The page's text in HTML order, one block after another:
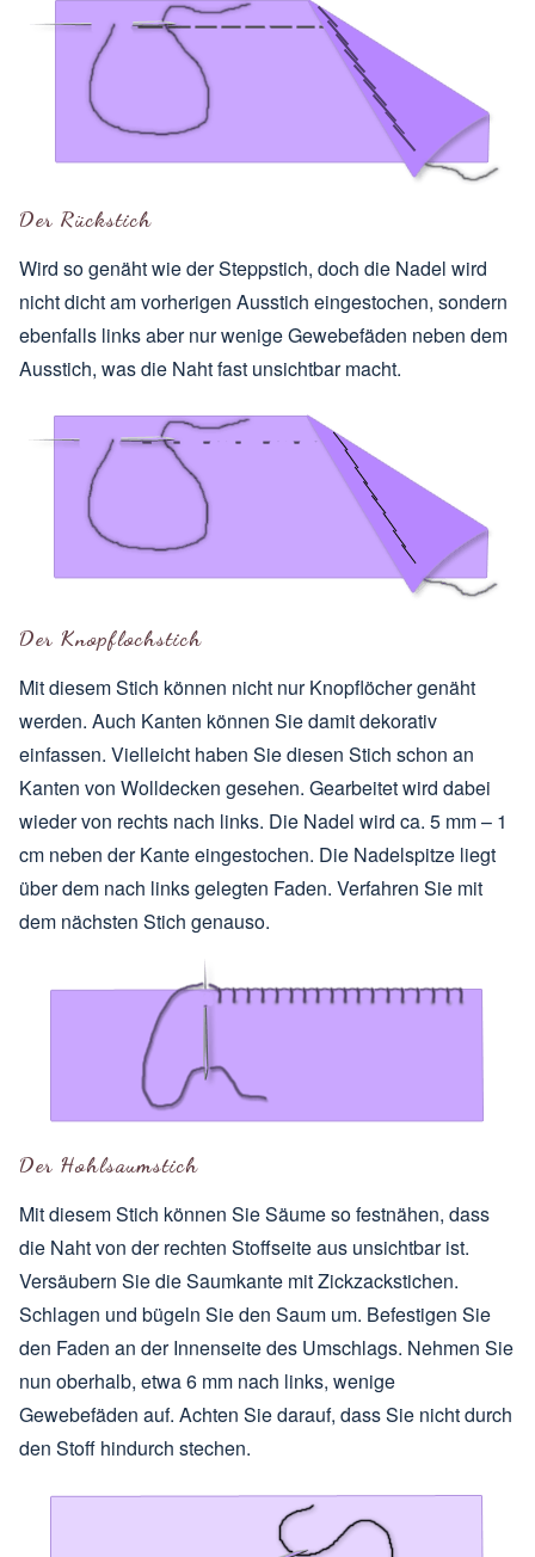
Der Rückstich
Wird so genäht wie der Steppstich, doch die Nadel wird
nicht dicht am vorherigen Ausstich eingestochen, sondern
ebenfalls links aber nur wenige Gewebefäden neben dem
Ausstich, was die Naht fast unsichtbar macht.
Der Knopflochstich
Mit diesem Stich können nicht nur Knopflöcher genäht
werden. Auch Kanten können Sie damit dekorativ
einfassen. Vielleicht haben Sie diesen Stich schon an
Kanten von Wolldecken gesehen. Gearbeitet wird dabei
wieder von rechts nach links. Die Nadel wird ca. 5 mm – 1
cm neben der Kante eingestochen. Die Nadelspitze liegt
über dem nach links gelegten Faden. Verfahren Sie mit
dem nächsten Stich genauso.
Der Hohlsaumstich
Mit diesem Stich können Sie Säume so festnähen, dass
die Naht von der rechten Stoffseite aus unsichtbar ist.
Versäubern Sie die Saumkante mit Zickzackstichen.
Schlagen und bügeln Sie den Saum um. Befestigen Sie
den Faden an der Innenseite des Umschlags. Nehmen Sie
nun oberhalb, etwa 6 mm nach links, wenige
Gewebefäden auf. Achten Sie darauf, dass Sie nicht durch
den Stoff hindurch stechen.